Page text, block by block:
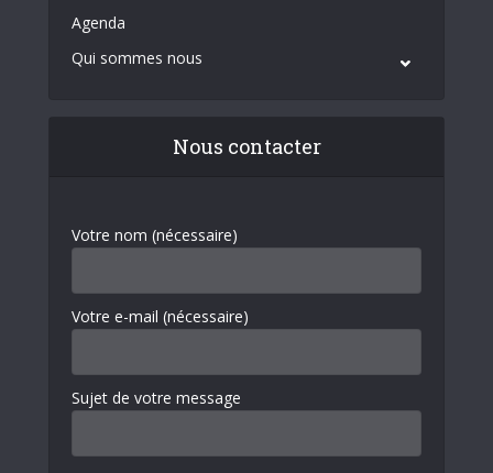
Agenda
Qui sommes nous
Nous contacter
Votre nom (nécessaire)
Votre e-mail (nécessaire)
Sujet de votre message